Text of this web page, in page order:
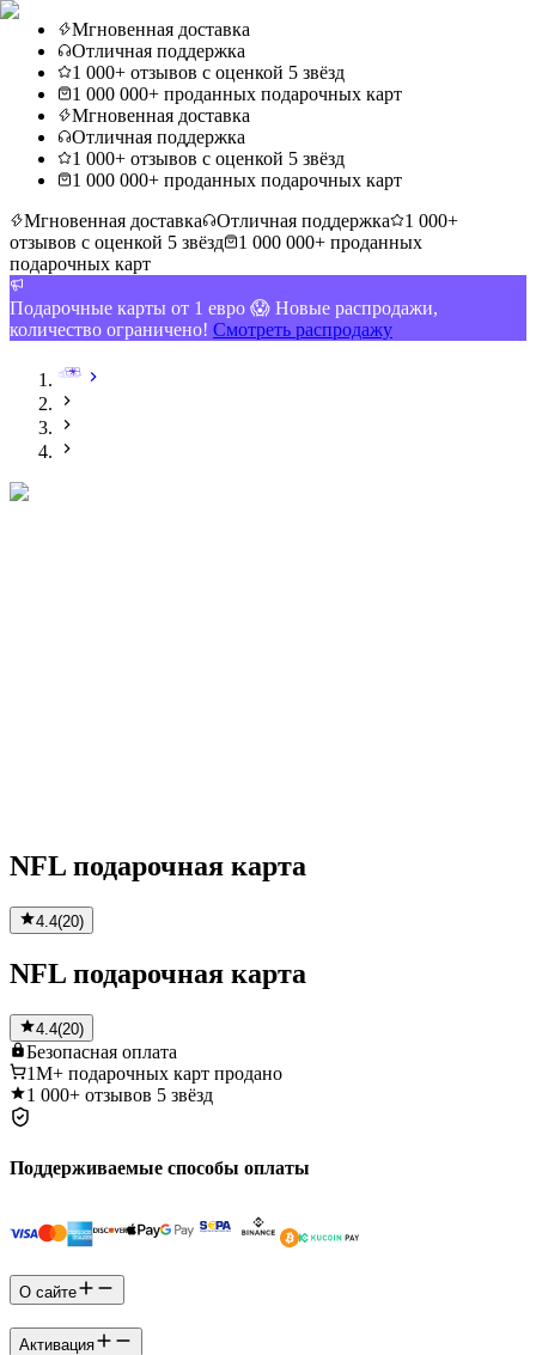
Мгновенная доставка
Отличная поддержка
1 000+ отзывов с оценкой 5 звёзд
1 000 000+ проданных подарочных карт
Мгновенная доставка
Отличная поддержка
1 000+ отзывов с оценкой 5 звёзд
1 000 000+ проданных подарочных карт
Мгновенная доставка
Отличная поддержка
1 000+
отзывов с оценкой 5 звёзд
1 000 000+ проданных
подарочных карт
Подарочные карты от 1 евро 😱 Новые распродажи,
количество ограничено! Смотреть распродажу
NFL подарочная карта
4.4(20)
NFL подарочная карта
4.4(20)
Безопасная оплата
1M+ подарочных карт продано
1 000+ отзывов 5 звёзд
Поддерживаемые способы оплаты
О сайте
Активация